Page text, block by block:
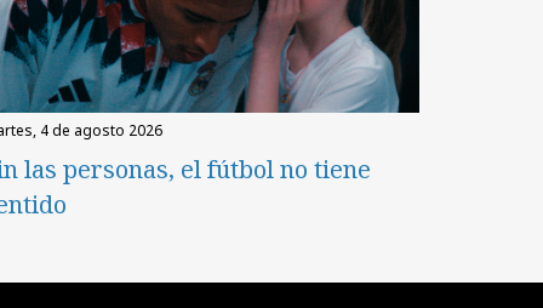
4 de agosto 2026
las personas, el fútbol no tiene